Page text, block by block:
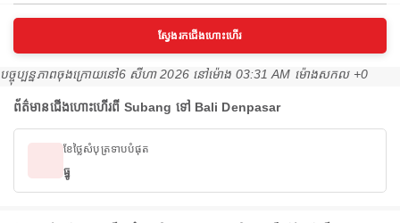
ស្វែងរកជើងហោះហើរ
បច្ចុប្បន្នភាពចុងក្រោយនៅ6 សីហា 2026 នៅ​ម៉ោង 03:31 AM ម៉ោង​សកល +0
ព័ត៌មានជើងហោះហើរពី Subang ទៅ Bali Denpasar
ខែថ្លៃសំបុត្រទាបបំផុត
ធ្នូ